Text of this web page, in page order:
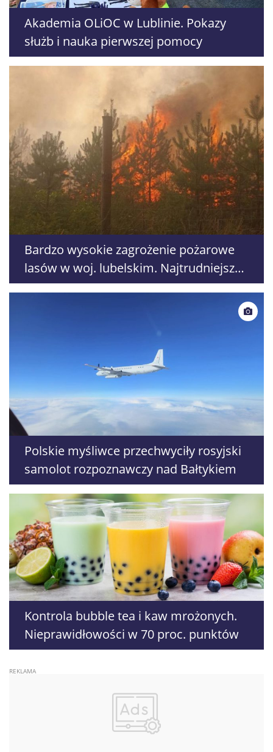
Akademia OLiOC w Lublinie. Pokazy
służb i nauka pierwszej pomocy
Bardzo wysokie zagrożenie pożarowe
lasów w woj. lubelskim. Najtrudniejsza
sytuacja na południu kraju
Polskie myśliwce przechwyciły rosyjski
samolot rozpoznawczy nad Bałtykiem
Kontrola bubble tea i kaw mrożonych.
Nieprawidłowości w 70 proc. punktów